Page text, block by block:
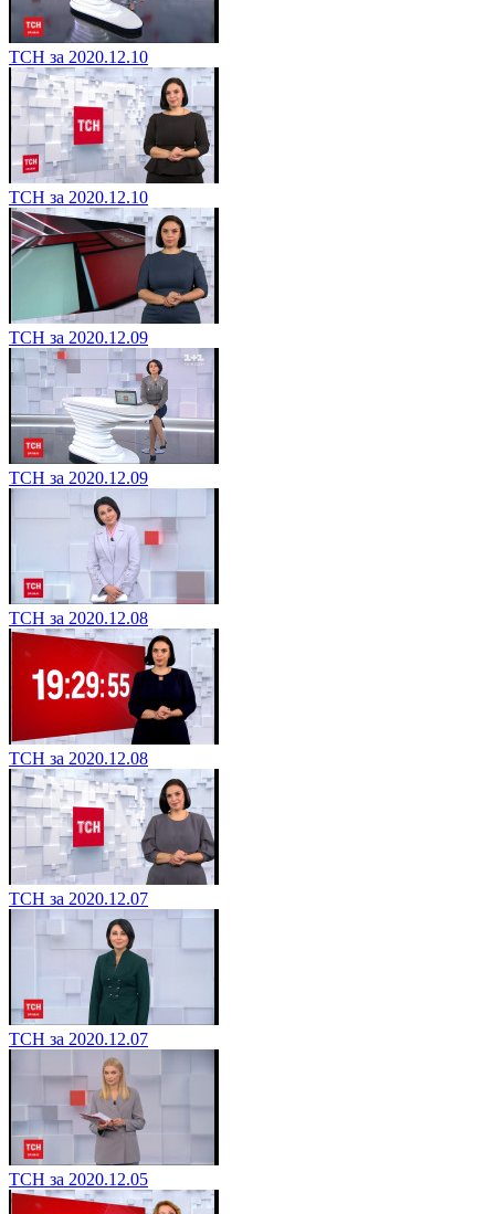
ТСН за 2020.12.10
ТСН за 2020.12.10
ТСН за 2020.12.09
ТСН за 2020.12.09
ТСН за 2020.12.08
ТСН за 2020.12.08
ТСН за 2020.12.07
ТСН за 2020.12.07
ТСН за 2020.12.05